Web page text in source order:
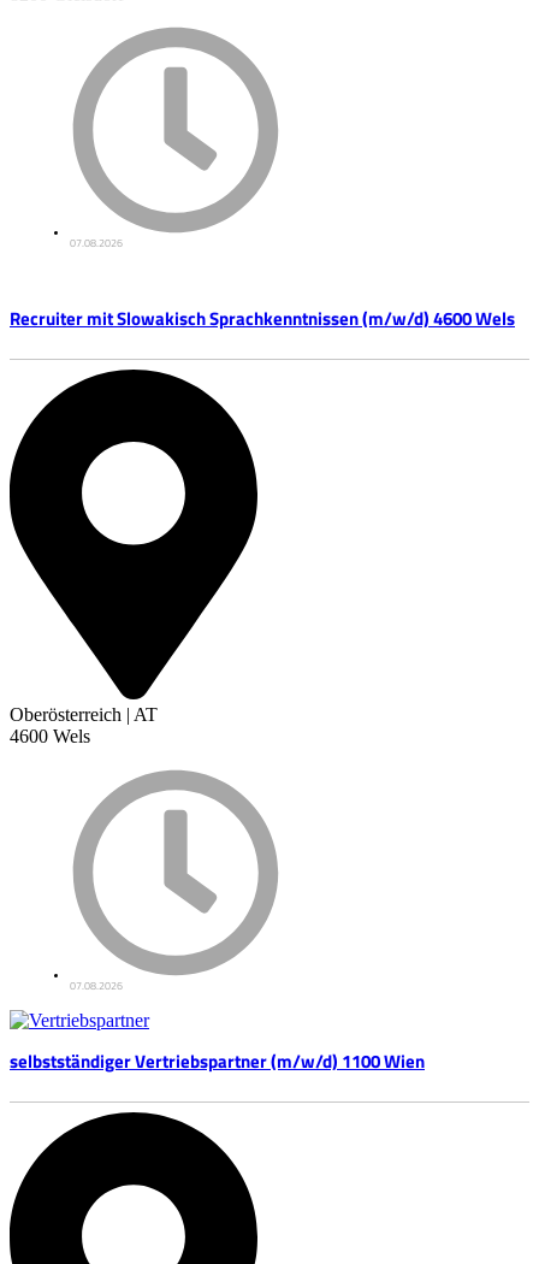
07.08.2026
Recruiter mit Slowakisch Sprachkenntnissen (m/w/d) 4600 Wels
Oberösterreich | AT
4600 Wels
07.08.2026
selbstständiger Vertriebspartner (m/w/d) 1100 Wien